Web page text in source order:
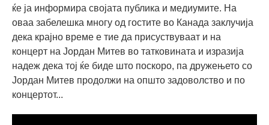
ќе ја информира својата публика и медиумите. На
оваа забелешка многу од гостите во Канада заклучија
дека крајно време е тие да присуствуваат и на
концерт на Јордан Митев во татковината и изразија
надеж дека тој ќе биде што поскоро, па дружењето со
Јордан Митев продолжи на општо задоволство и по
концертот...